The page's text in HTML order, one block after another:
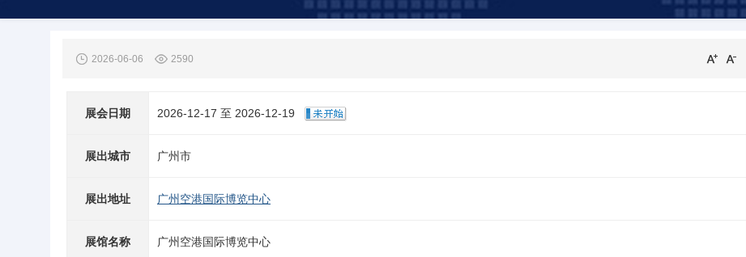
2026-06-06 2590
展会日期 2026-12-17 至 2026-12-19
展出城市 广州市
展出地址 广州空港国际博览中心
展馆名称 广州空港国际博览中心